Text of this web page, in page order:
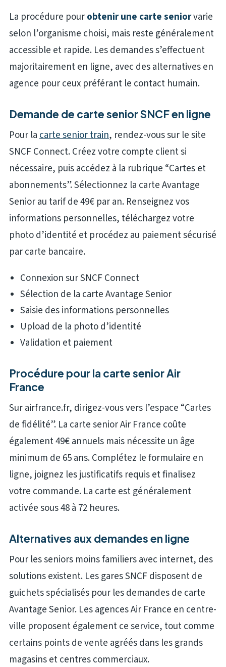
La procédure pourobtenir une carte seniorvarie
selon l’organisme choisi, mais reste généralement
accessible et rapide. Les demandes s’effectuent
majoritairement en ligne, avec des alternatives en
agence pour ceux préférant le contact humain.
Demande de carte senior SNCF en ligne
Pour lacarte senior train, rendez-vous sur le site
SNCF Connect. Créez votre compte client si
nécessaire, puis accédez à la rubrique “Cartes et
abonnements”. Sélectionnez la carte Avantage
Senior au tarif de 49€ par an. Renseignez vos
informations personnelles, téléchargez votre
photo d’identité et procédez au paiement sécurisé
par carte bancaire.
Connexion sur SNCF Connect
Sélection de la carte Avantage Senior
Saisie des informations personnelles
Upload de la photo d’identité
Validation et paiement
Procédure pour la carte senior Air
France
Sur airfrance.fr, dirigez-vous vers l’espace “Cartes
de fidélité”. La carte senior Air France coûte
également 49€ annuels mais nécessite un âge
minimum de 65 ans. Complétez le formulaire en
ligne, joignez les justificatifs requis et finalisez
votre commande. La carte est généralement
activée sous 48 à 72 heures.
Alternatives aux demandes en ligne
Pour les seniors moins familiers avec internet, des
solutions existent. Les gares SNCF disposent de
guichets spécialisés pour les demandes de carte
Avantage Senior. Les agences Air France en centre-
ville proposent également ce service, tout comme
certains points de vente agréés dans les grands
magasins et centres commerciaux.